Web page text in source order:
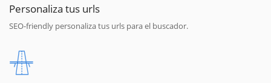
Personaliza tus urls
SEO-friendly personaliza tus urls para el buscador.